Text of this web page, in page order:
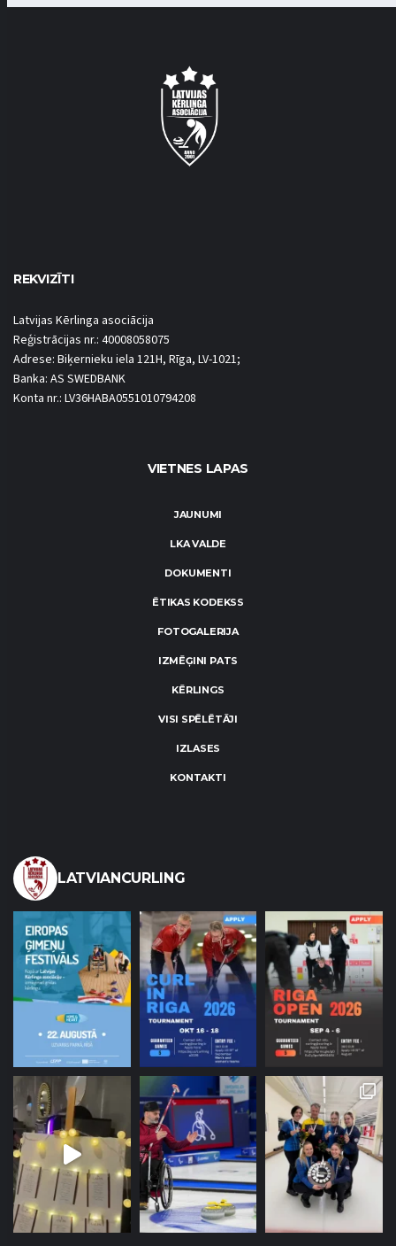
REKVIZĪTI
Latvijas Kērlinga asociācija
Reģistrācijas nr.: 40008058075
Adrese: Biķernieku iela 121H, Rīga, LV-1021;
Banka: AS SWEDBANK
Konta nr.: LV36HABA0551010794208
VIETNES LAPAS
JAUNUMI
LKA VALDE
DOKUMENTI
ĒTIKAS KODEKSS
FOTOGALERIJA
IZMĒĢINI PATS
KĒRLINGS
VISI SPĒLĒTĀJI
IZLASES
KONTAKTI
LATVIANCURLING